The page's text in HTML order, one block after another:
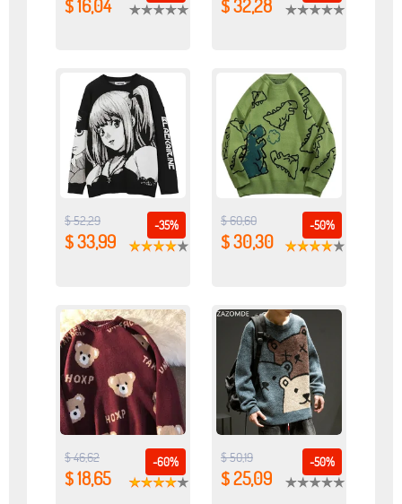
$ 16,04 $ 32,28
-35%
$ 52,29
$ 33,99
-50%
$ 60,60
$ 30,30
-60%
$ 46,62
$ 18,65
-50%
$ 50,19
$ 25,09